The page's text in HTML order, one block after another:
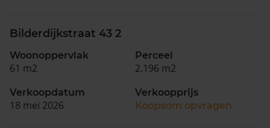
Bilderdijkstraat 43 2
Woonoppervlak
61 m2
Perceel
2.196 m2
Verkoopdatum
18 mei 2026
Verkoopprijs
Koopsom opvragen